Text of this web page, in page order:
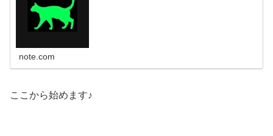
note.com
ここから始めます♪